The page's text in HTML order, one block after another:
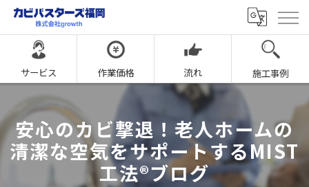
サービス 作業価格 流れ 施工事例
安心のカビ撃退！老人ホームの
清潔な空気をサポートするMIST
工法®ブログ